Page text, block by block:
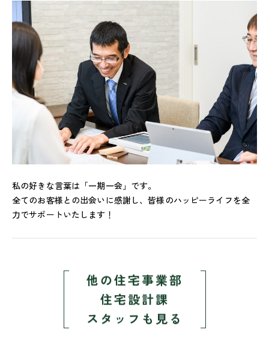
私の好きな言葉は「一期一会」です。
全てのお客様との出会いに感謝し、皆様のハッピーライフを全
力でサポートいたします！
他の住宅事業部
住宅設計課
スタッフも見る